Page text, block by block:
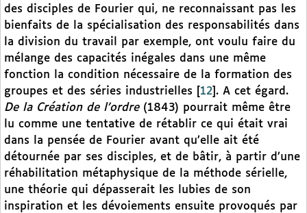
des disciples de Fourier qui, ne reconnaissant pas les
bienfaits de la spécialisation des responsabilités dans
la division du travail par exemple, ont voulu faire du
mélange des capacités inégales dans une même
fonction la condition nécessaire de la formation des
groupes et des séries industrielles
12 . A cet égard.
De la Création de l’ordre (1843) pourrait même être
lu comme une tentative de rétablir ce qui était vrai
dans la pensée de Fourier avant qu’elle ait été
détournée par ses disciples, et de bâtir, à partir d’une
réhabilitation métaphysique de la méthode sérielle,
une théorie qui dépasserait les lubies de son
inspiration et les dévoiements ensuite provoqués par